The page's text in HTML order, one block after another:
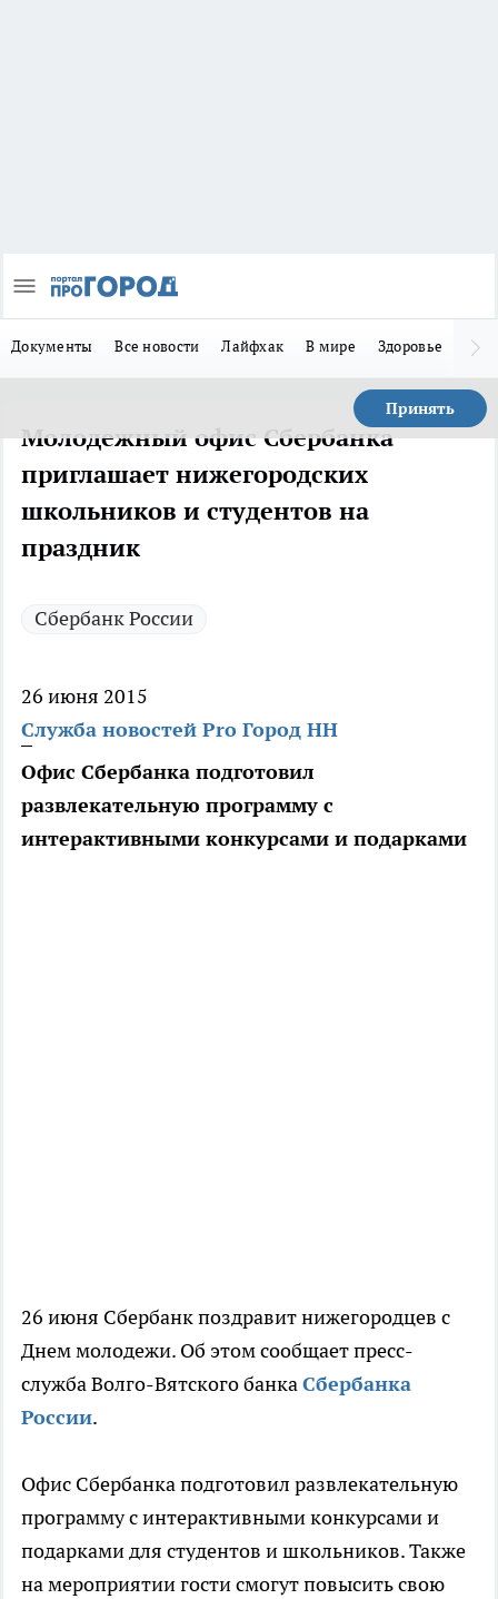
Документы Все новости Лайфхак В мире Здоровье
Принять
Молодежный офис Сбербанка
приглашает нижегородских
школьников и студентов на
праздник
Сбербанк России
26 июня 2015
Служба новостей Pro Город НН
Офис Сбербанка подготовил
развлекательную программу с
интерактивными конкурсами и подарками
26 июня Сбербанк поздравит нижегородцев с
Днем молодежи. Об этом сообщает пресс-
служба Волго-Вятского банкаСбербанка
России.
Офис Сбербанка подготовил развлекательную
программу с интерактивными конкурсами и
подарками для студентов и школьников. Также
на мероприятии гости смогут повысить свою